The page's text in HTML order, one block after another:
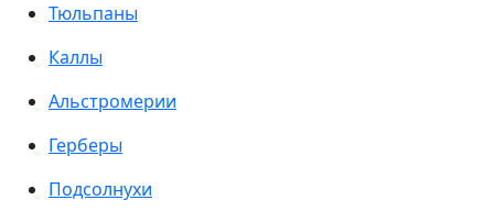
Тюльпаны
Каллы
Альстромерии
Герберы
Подсолнухи